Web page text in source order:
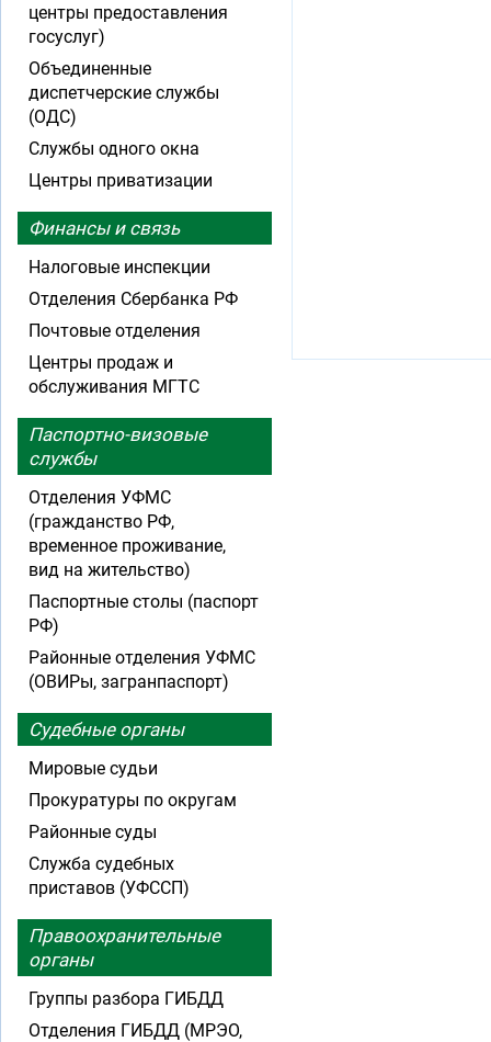
центры предоставления
госуслуг)
Объединенные
диспетчерские службы
(ОДС)
Службы одного окна
Центры приватизации
Финансы и связь
Налоговые инспекции
Отделения Сбербанка РФ
Почтовые отделения
Центры продаж и
обслуживания МГТС
Паспортно-визовые
службы
Отделения УФМС
(гражданство РФ,
временное проживание,
вид на жительство)
Паспортные столы (паспорт
РФ)
Районные отделения УФМС
(ОВИРы, загранпаспорт)
Судебные органы
Мировые судьи
Прокуратуры по округам
Районные суды
Служба судебных
приставов (УФССП)
Правоохранительные
органы
Группы разбора ГИБДД
Отделения ГИБДД (МРЭО,